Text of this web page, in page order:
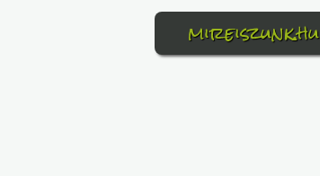
mireiszunk.hu